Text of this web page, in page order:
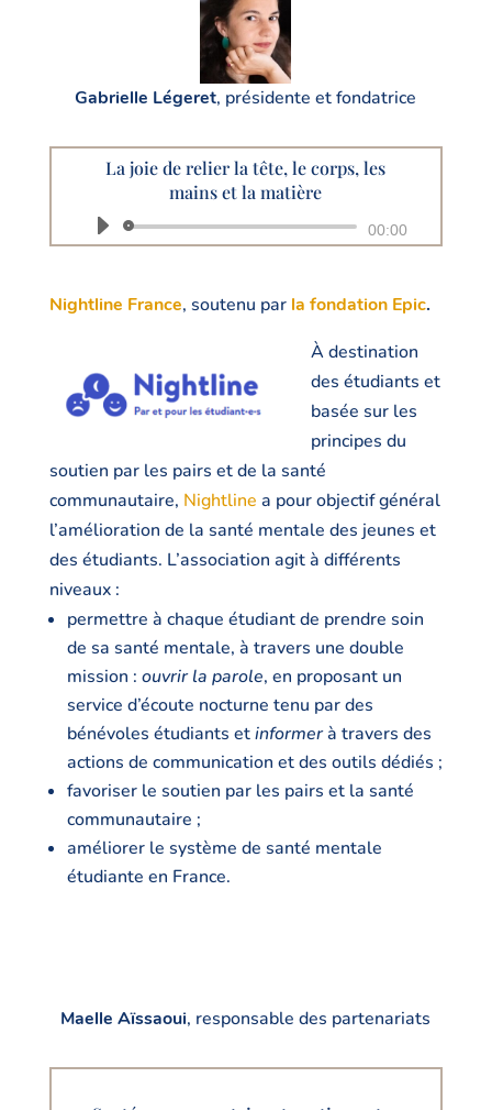
Gabrielle Légeret, présidente et fondatrice
La joie de relier la tête, le corps, les
mains et la matière
Lecteur
00:00
Nightline France, soutenu par la fondation Epic.
À destination
des étudiants et
basée sur les
principes du
soutien par les pairs et de la santé
communautaire, Nightline a pour objectif général
l’amélioration de la santé mentale des jeunes et
des étudiants. L’association agit à différents
niveaux :
permettre à chaque étudiant de prendre soin
de sa santé mentale, à travers une double
mission : ouvrir la parole, en proposant un
service d’écoute nocturne tenu par des
bénévoles étudiants etinformerà travers des
actions de communication et des outils dédiés ;
favoriser le soutien par les pairs et la santé
communautaire ;
améliorer le système de santé mentale
étudiante en France.
Maelle Aïssaoui, responsable des partenariats